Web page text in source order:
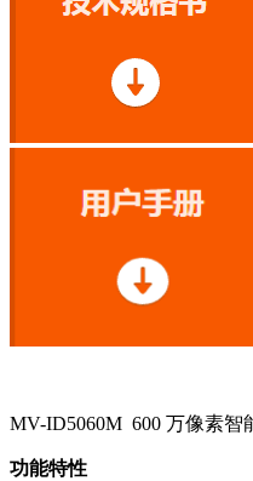
MV-ID5060M 600 万像素智
功能特性